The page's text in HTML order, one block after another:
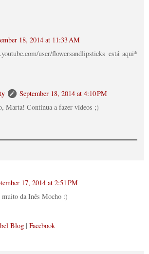
18, 2014 at 11:33 AM
user/flowersandlipsticks está aqui*
September 18, 2014 at 4:10 PM
Marta! Continua a fazer vídeos ;)
17, 2014 at 2:51 PM
muito da Inês Mocho :)
Blog | Facebook